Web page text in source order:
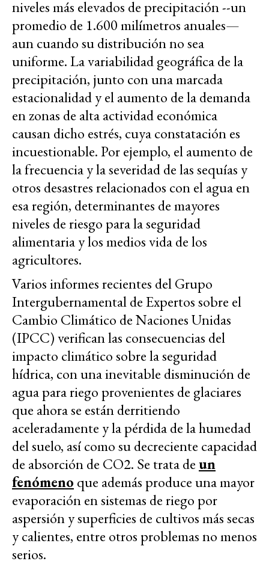
niveles más elevados de precipitación --un
promedio de 1.600 milímetros anuales—
aun cuando su distribución no sea
uniforme. La variabilidad geográfica de la
precipitación, junto con una marcada
estacionalidad y el aumento de la demanda
en zonas de alta actividad económica
causan dicho estrés, cuya constatación es
incuestionable. Por ejemplo, el aumento de
la frecuencia y la severidad de las sequías y
otros desastres relacionados con el agua en
esa región, determinantes de mayores
niveles de riesgo para la seguridad
alimentaria y los medios vida de los
agricultores.
Varios informes recientes delGrupo
Intergubernamental de Expertos sobre el
Cambio Climático de Naciones Unidas
(IPCC) verifican las consecuencias del
impacto climático sobre la seguridad
hídrica, con una inevitable disminución de
agua para riego provenientes de glaciares
que ahora se están derritiendo
aceleradamente y la pérdida de la humedad
del suelo, así como su decreciente capacidad
de absorción de CO2. Se trata deun
fenómeno que además produce una mayor
evaporación en sistemas de riego por
aspersión y superficies de cultivos más secas
y calientes, entre otros problemas no menos
serios.